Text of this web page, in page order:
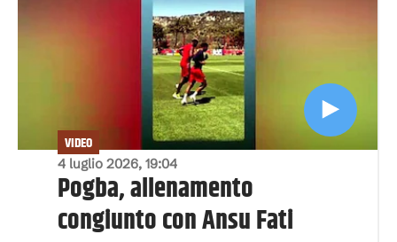
4 luglio 2026, 19:04
VIDEO
Pogba, allenamento
congiunto con Ansu Fati